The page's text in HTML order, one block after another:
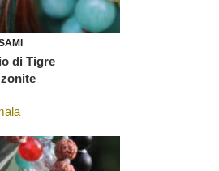
di Verde
Vai allo SHOP
di Tigre